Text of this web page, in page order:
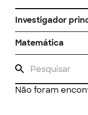
Investigador
Matemática
Não foram